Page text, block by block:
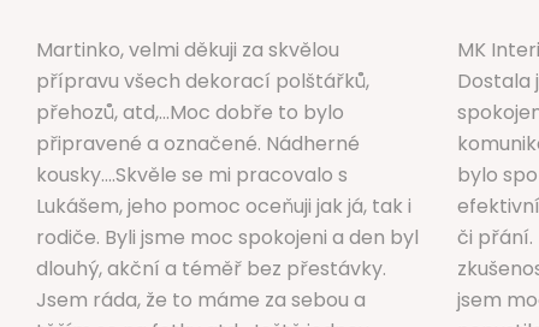
Martinko, velmi děkuji za skvělou
přípravu všech dekorací polštářků,
přehozů, atd,...Moc dobře to bylo
připravené a označené. Nádherné
kousky....Skvěle se mi pracovalo s
Lukášem, jeho pomoc oceňuji jak já, tak i
rodiče. Byli jsme moc spokojeni a den byl
dlouhý, akční a téměř bez přestávky.
Jsem ráda, že to máme za sebou a
MK
Dostala
bylo
či
jsem